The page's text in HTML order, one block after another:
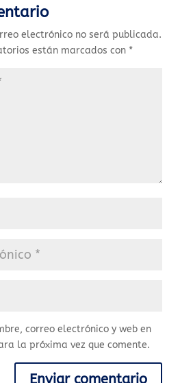
electrónico no será publicada.
están marcados con *
correo electrónico y web en
la próxima vez que comente.